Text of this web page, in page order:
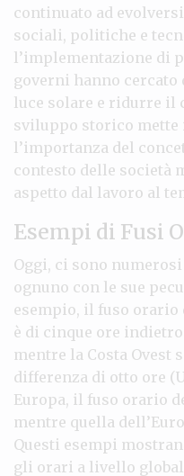
continuato ad
sociali, politiche e
l’implementazione di
governi hanno cercato
luce solare e ridurre il
sviluppo storico mette
l’importanza del
contesto delle società
aspetto dal lavoro al
Esempi di Fusi
Oggi, ci sono numerosi
ognuno con le sue
esempio, il fuso orario
è di cinque ore indietro
mentre la Costa Ovest
differenza di otto ore
Europa, il fuso orario
mentre quella
Questi esempi
gli orari a livello